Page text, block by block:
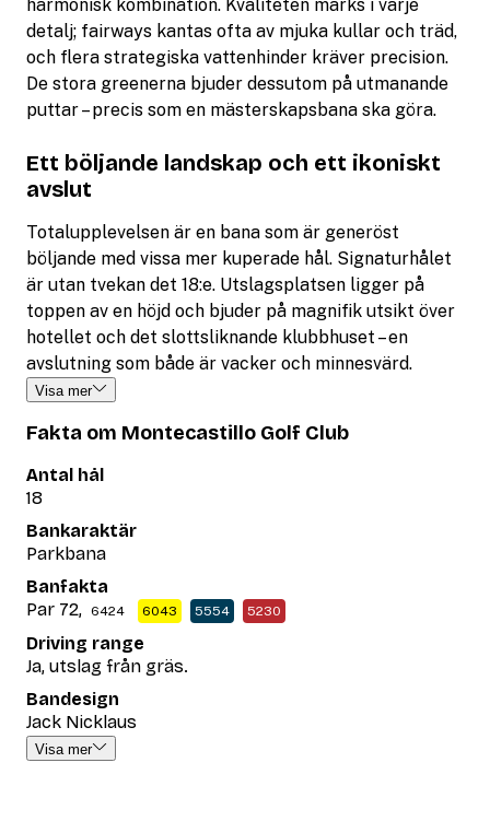
harmonisk kombination. Kvaliteten märks i varje
detalj; fairways kantas ofta av mjuka kullar och träd,
och flera strategiska vattenhinder kräver precision.
De stora greenerna bjuder dessutom på utmanande
puttar – precis som en mästerskapsbana ska göra.
Ett böljande landskap och ett ikoniskt
avslut
Totalupplevelsen är en bana som är generöst
böljande med vissa mer kuperade hål. Signaturhålet
är utan tvekan det 18:e. Utslagsplatsen ligger på
toppen av en höjd och bjuder på magnifik utsikt över
hotellet och det slottsliknande klubbhuset – en
avslutning som både är vacker och minnesvärd.
Visa mer
Fakta om Montecastillo Golf Club
Antal hål
18
Bankaraktär
Parkbana
Banfakta
Par 72, 6424 6043 5554 5230
Driving range
Ja, utslag från gräs.
Bandesign
Jack Nicklaus
Visa mer